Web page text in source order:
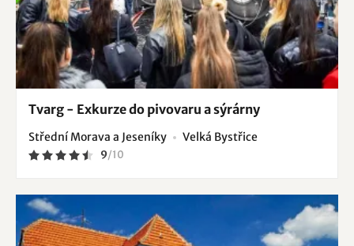
Tvarg - Exkurze do pivovaru a sýrárny
Střední Morava a Jeseníky Velká Bystřice
9/10